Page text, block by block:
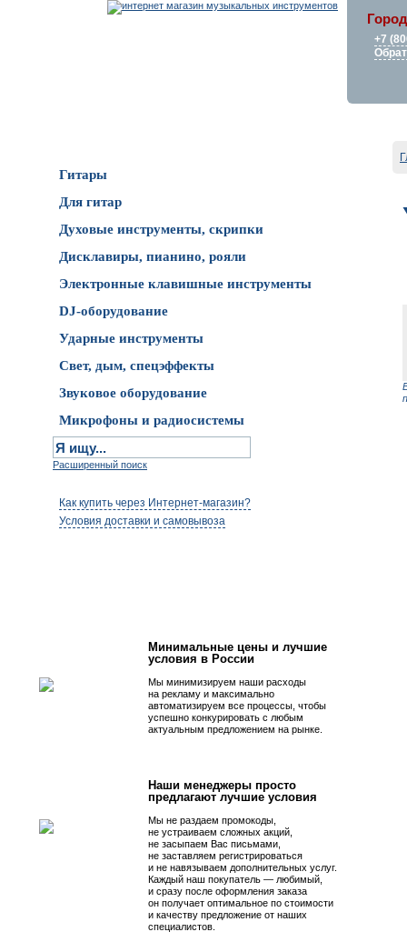
+7
Гитары
Для гитар
Духовые инструменты, скрипки
Дисклавиры, пианино, рояли
Электронные клавишные инструменты
DJ-оборудование
Ударные инструменты
Свет, дым, спецэффекты
Звуковое оборудование
Микрофоны и радиосистемы
Расширенный поиск
Как купить через Интернет-магазин?
Условия доставки и самовывоза
Минимальные цены и лучшие
условия в России
Мы минимизируем наши расходы
на рекламу и максимально
автоматизируем все процессы, чтобы
успешно конкурировать с любым
актуальным предложением на рынке.
Наши менеджеры просто
предлагают лучшие условия
Мы не раздаем промокоды,
не устраиваем сложных акций,
не засыпаем Вас письмами,
не заставляем регистрироваться
и не навязываем дополнительных услуг.
Каждый наш покупатель — любимый,
и сразу после оформления заказа
он получает оптимальное по стоимости
и качеству предложение от наших
специалистов.